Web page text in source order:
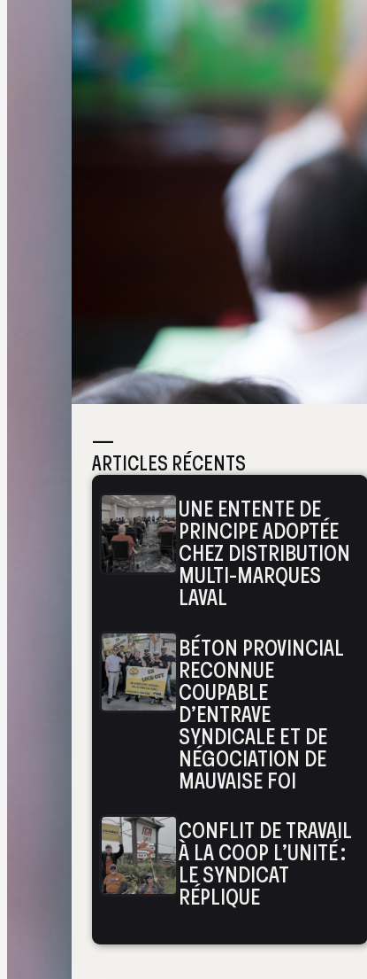
—
ARTICLES RÉCENTS
UNE ENTENTE DE
PRINCIPE ADOPTÉE
CHEZ DISTRIBUTION
MULTI-MARQUES
LAVAL
BÉTON PROVINCIAL
RECONNUE
COUPABLE
D’ENTRAVE
SYNDICALE ET DE
NÉGOCIATION DE
MAUVAISE FOI
CONFLIT DE TRAVAIL
À LA COOP L’UNITÉ :
LE SYNDICAT
RÉPLIQUE